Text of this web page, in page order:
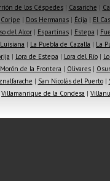
de los Céspedes| Casariche |
Coripe | Dos Hermanas| Écija | El
del Alcor| Espartinas| Estepa |
| La Puebla de Cazalla | La
| Lora de Estepa | Lora del Río|
Morón de la Frontera | Olivares|
| San Nicolás del Puerto|
Villamanrique de la Condesa |